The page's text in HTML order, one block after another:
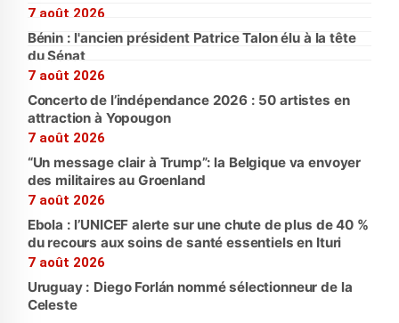
7 août 2026
Bénin : l'ancien président Patrice Talon élu à la tête
du Sénat
7 août 2026
Concerto de l’indépendance 2026 : 50 artistes en
attraction à Yopougon
7 août 2026
“Un message clair à Trump”: la Belgique va envoyer
des militaires au Groenland
7 août 2026
Ebola : l’UNICEF alerte sur une chute de plus de 40 %
du recours aux soins de santé essentiels en Ituri
7 août 2026
Uruguay : Diego Forlán nommé sélectionneur de la
Celeste